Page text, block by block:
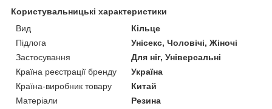
Користувальницькі характеристики
Вид
Кільце
Підлога
Унісекс, Чоловічі, Жіночі
Застосування
Для ніг, Універсальні
Країна реєстрації бренду
Україна
Країна-виробник товару
Китай
Матеріали
Резина